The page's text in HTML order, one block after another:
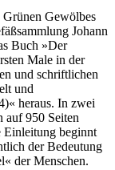
Gewölbes
Johann
Buch »Der
Male in der
und schriftlichen
und
heraus. In zwei
auf 950 Seiten
Einleitung beginnt
der Bedeutung
der Menschen.